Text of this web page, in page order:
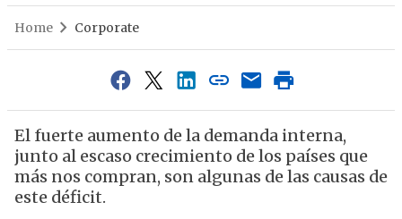
Home Corporate
El fuerte aumento de la demanda interna,
junto al escaso crecimiento de los países que
más nos compran, son algunas de las causas de
este déficit.